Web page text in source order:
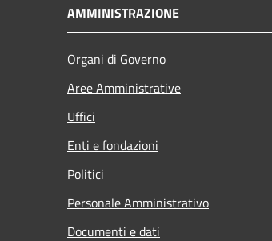
AMMINISTRAZIONE
Organi di Governo
Aree Amministrative
Uffici
Enti e fondazioni
Politici
Personale Amministrativo
Documenti e dati